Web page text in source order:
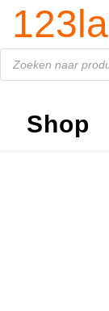
zoeken
Shop